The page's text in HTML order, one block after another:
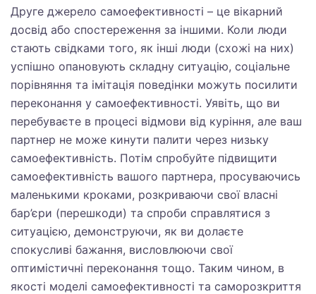
Друге джерело самоефективності – це вікарний
досвід або спостереження за іншими. Коли люди
стають свідками того, як інші люди (схожі на них)
успішно опановують складну ситуацію, соціальне
порівняння та імітація поведінки можуть посилити
переконання у самоефективності. Уявіть, що ви
перебуваєте в процесі відмови від куріння, але ваш
партнер не може кинути палити через низьку
самоефективність. Потім спробуйте підвищити
самоефективність вашого партнера, просуваючись
маленькими кроками, розкриваючи свої власні
бар’єри (перешкоди) та спроби справлятися з
ситуацією, демонструючи, як ви долаєте
спокусливі бажання, висловлюючи свої
оптимістичні переконання тощо. Таким чином, в
якості моделі самоефективності та саморозкриття